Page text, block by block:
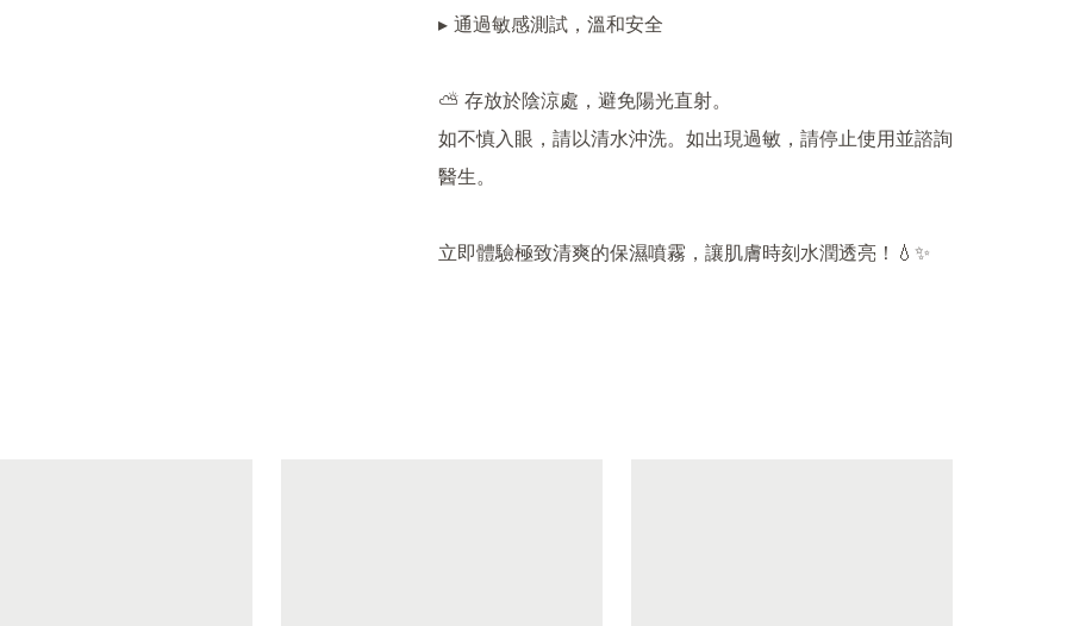
▸ 通過敏感測試，溫和安全
⛅ 存放於陰涼處，避免陽光直射。
如不慎入眼，請以清水沖洗。如出現過敏，請停止使用並諮詢
醫生。
立即體驗極致清爽的保濕噴霧，讓肌膚時刻水潤透亮！💧✨